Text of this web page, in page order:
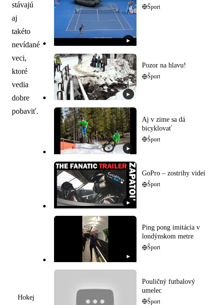
stávajú
aj
takéto
nevídané
veci,
ktoré
vedia
dobre
pobaviť.
Hokej
▶
Šport
▶
Pozor na hlavu!
Šport
▶
Aj v zime sa dá
bicyklovať
Šport
▶
GoPro – zostrihy videí
Šport
▶
Ping pong imitácia v
londýnskom metre
Šport
Pouličný futbalový
umelec
Šport